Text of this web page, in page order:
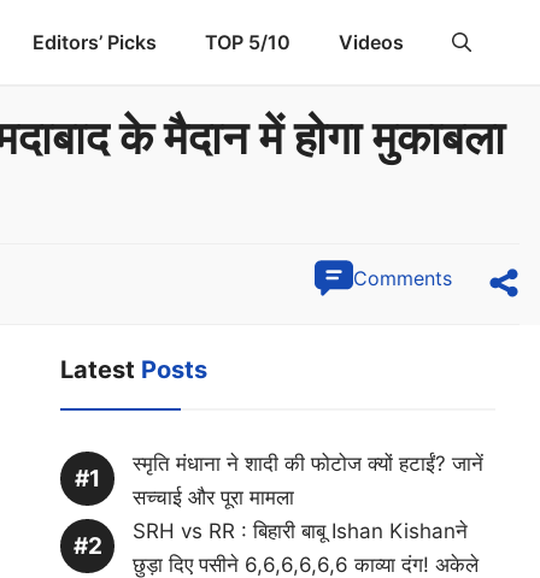
Editors’ Picks TOP 5/10 Videos
के मैदान में होगा मुकाबला
Comments
Latest Posts
स्मृति मंधाना ने शादी की फोटोज क्यों हटाईं? जानें
सच्चाई और पूरा मामला
SRH vs RR : बिहारी बाबू Ishan Kishanने
छुड़ा दिए पसीने 6,6,6,6,6,6 काव्या दंग! अकेले